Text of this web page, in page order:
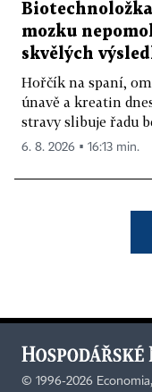
mozku
skvělých
Hořčík na spaní,
únavě a kreatin
stravy slibuje řadu
6. 8. 2026 ▪ 16:13 min.
© 1996-2026